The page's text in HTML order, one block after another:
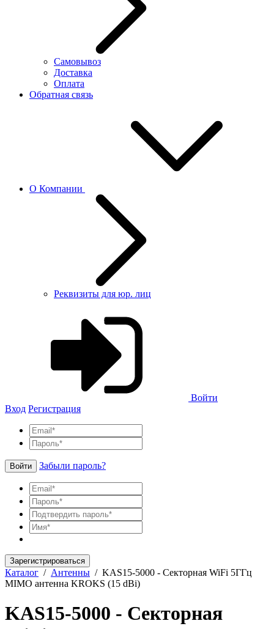
Самовывоз
Доставка
Оплата
Обратная связь
О Компании
Реквизиты для юр. лиц
Войти
Вход Регистрация
Войти Забыли пароль?
Зарегистрироваться
Каталог / Антенны / KAS15-5000 - Секторная WiFi 5ГГц
MIMO антенна KROKS (15 dBi)
KAS15-5000 - Секторная